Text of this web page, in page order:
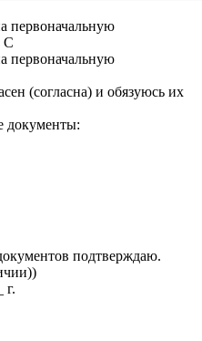
первоначальную
С
первоначальную
(согласна) и обязуюсь их
документы:
подтверждаю.
г.